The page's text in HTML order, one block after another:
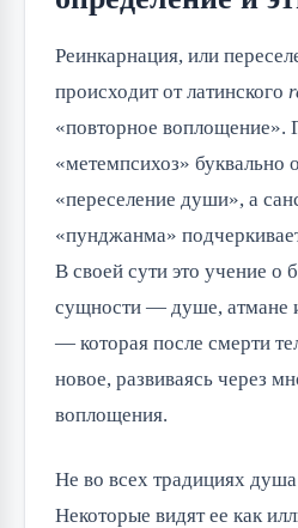
Реинкарнация, или
происходит от латинского
«повторное воплощение».
«метемпсихоз» буквально
«переселение души», а
«пунджанма»
В своей сути это учение о
сущности — душе, атмане
— которая после смерти
новое, развиваясь через
воплощения.
Не во всех традициях
Некоторые видят ее как